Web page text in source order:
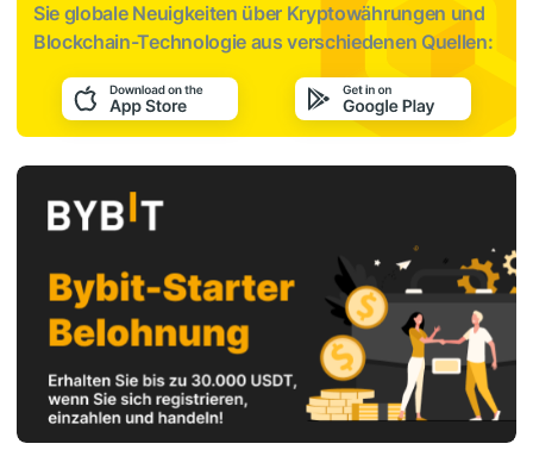
Sie globale Neuigkeiten über Kryptowährungen und
Blockchain-Technologie aus verschiedenen Quellen: